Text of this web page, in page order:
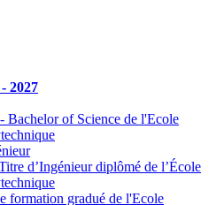
2027
Bachelor of Science de l'Ecole
d’Ingénieur diplômé de l’École
formation gradué de l'Ecole